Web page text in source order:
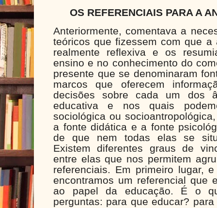
OS REFERENCIAIS PARA A
Anteriormente, comentava a
teóricos que fizessem com que a
realmente reflexiva e os
ensino e no conhecimento do
presente que se denominaram
marcos que oferecem
decisões sobre cada um dos
educativa e nos quais
sociológica ou
a fonte didática e a fonte
de que nem todas elas se
Existem diferentes graus de
entre elas que nos permitem
referenciais. Em primeiro lugar,
encontramos um referencial que
ao papel da educação. É o
perguntas: para que educar?